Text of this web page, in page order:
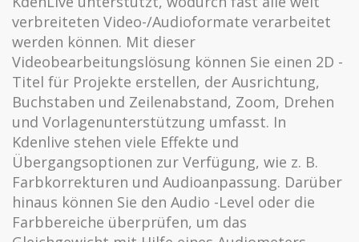
verbreiteten Video-/Audioformate verarbeitet
werden können. Mit dieser
Videobearbeitungslösung können Sie einen 2D -
Titel für Projekte erstellen, der Ausrichtung,
Buchstaben und Zeilenabstand, Zoom, Drehen
und Vorlagenunterstützung umfasst. In
Kdenlive stehen viele Effekte und
Übergangsoptionen zur Verfügung, wie z. B.
Farbkorrekturen und Audioanpassung. Darüber
hinaus können Sie den Audio -Level oder die
Farbbereiche überprüfen, um das